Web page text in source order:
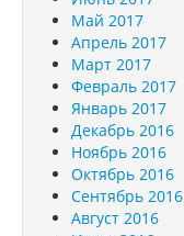
Май 2017
Апрель 2017
Март 2017
Февраль 2017
Январь 2017
Декабрь 2016
Ноябрь 2016
Октябрь 2016
Сентябрь 2016
Август 2016